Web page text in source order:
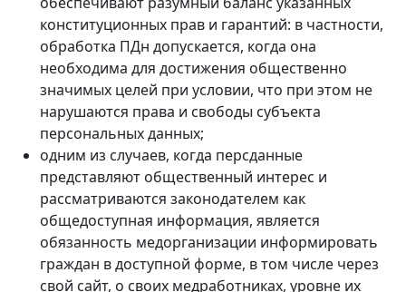
конституционных прав и гарантий: в частности,
обработка ПДн допускается, когда она
необходима для достижения общественно
значимых целей при условии, что при этом не
нарушаются права и свободы субъекта
персональных данных;
одним из случаев, когда персданные
представляют общественный интерес и
рассматриваются законодателем как
общедоступная информация, является
обязанность медорганизации информировать
граждан в доступной форме, в том числе через
свой сайт, о своих медработниках, уровне их